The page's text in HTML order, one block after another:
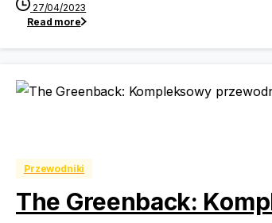
27/04/2023
Read more
Przewodniki
The Greenback: